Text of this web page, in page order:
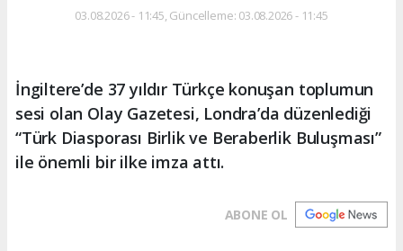
03.08.2026 - 11:45, Güncelleme: 03.08.2026 - 11:45
İngiltere’de 37 yıldır Türkçe konuşan toplumun
sesi olan Olay Gazetesi, Londra’da düzenlediği
“Türk Diasporası Birlik ve Beraberlik Buluşması”
ile önemli bir ilke imza attı.
ABONE OL